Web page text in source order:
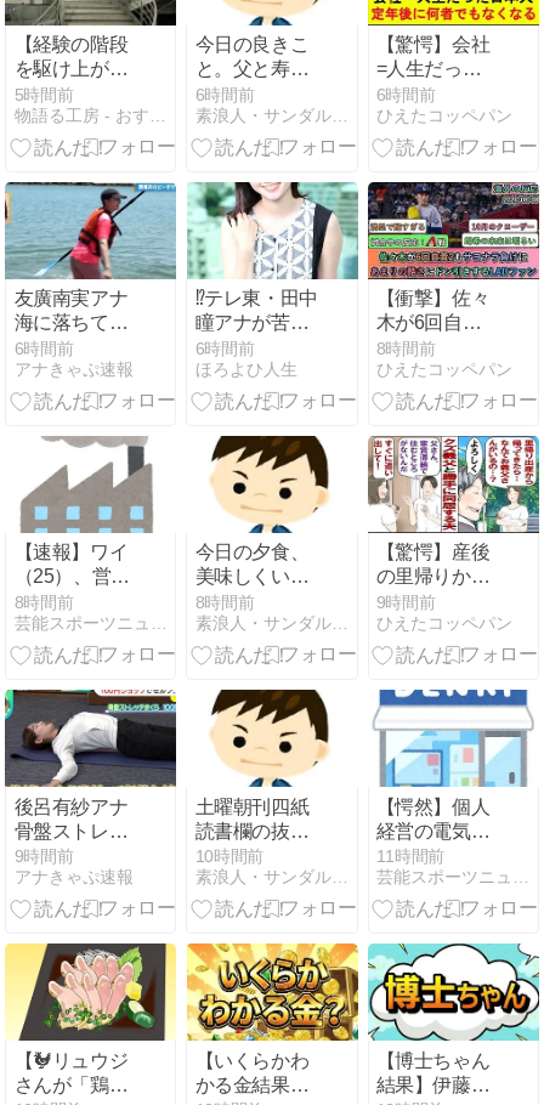
【経験の階段
を駆け上が
る】あらゆる
知識を「自分
の身体知」に
速ループの回
し方
5時間前
今日の良きこ
と。父と寿司
が食べられ
た。
6時間前
素浪人・サンダルニャーゴの日々。
【驚愕】会社
=人生だった
日本人、定年
後に何者でも
なくなるwww
6時間前
ひえたコッペパン
友廣南実アナ
海に落ちてパ
ンツが透けて
しまうハプニ
ング！！
り】
6時間前
アナきゃぷ速報
⁉️テレ東・田中
瞳アナが苦言
「面識のない
方々にカメラ
を向けられる
を」 ロケ撮影
時に勝手に撮
影してくる人
に注意喚起
-2chまとめ-
6時間前
ほろよひ人生
【衝撃】佐々
木が6回自責2
もサヨナラ負
けに。あまり
の酷さにドン
ャースファン
8時間前
ひえたコッペパン
【速報】ワイ
（25）、営業
から工場のラ
インへ異動し
た結
8時間前
今日の夕食、
美味しくいた
だく。
8時間前
素浪人・サンダルニャーゴの日々。
【驚愕】産後
の里帰りから
帰宅した私。
けれど自宅に
は予想もしな
着いてお
り……義父
「お!嫁ちゃん
お疲れ!俺もし
ばらく厄介に
なるよ」ギャ
ンブル中毒&
借金まみれな
義父だった!
9時間前
ひえたコッペパン
後呂有紗アナ
骨盤ストレッ
チで胸がくっ
きり！！
9時間前
アナきゃぷ速報
土曜朝刊四紙
読書欄の抜き
書き・羅列。
2026/08/08（土）。
10時間前
素浪人・サンダルニャーゴの日々。
【愕然】個人
経営の電気屋
「割引しませ
ん。必要最低
限な物しか売
客さんゼロの
日もザラで
す」 ← これｗ
ｗｗｗｗｗｗ
ｗｗｗ
11時間前
芸能スポーツニュース今日速2ch
【🐓リュウジ
さんが「鶏の
【いくらかわ
かる金結果】
【博士ちゃん
結果】伊藤沙